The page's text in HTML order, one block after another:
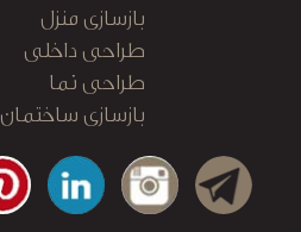
بازسازی منزل
طراحی داخلی
طراحی نما
بازسازی ساختمان
کابینت آشپزخانه
نظارت و اجرا